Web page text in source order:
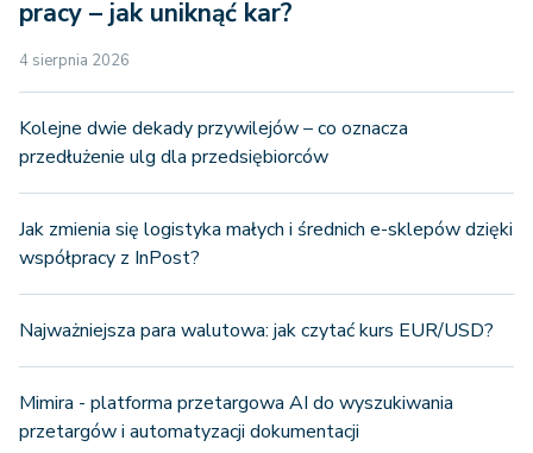
pracy – jak uniknąć kar?
4 sierpnia 2026
Kolejne dwie dekady przywilejów – co oznacza
przedłużenie ulg dla przedsiębiorców
Jak zmienia się logistyka małych i średnich e-sklepów dzięki
współpracy z InPost?
Najważniejsza para walutowa: jak czytać kurs EUR/USD?
Mimira - platforma przetargowa AI do wyszukiwania
przetargów i automatyzacji dokumentacji